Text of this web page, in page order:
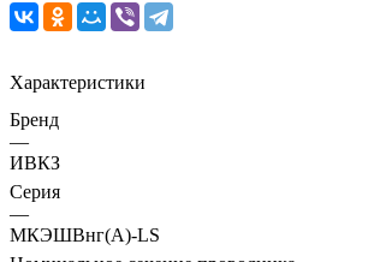
Характеристики
Бренд
—
ИВКЗ
Серия
—
МКЭШВнг(А)-LS